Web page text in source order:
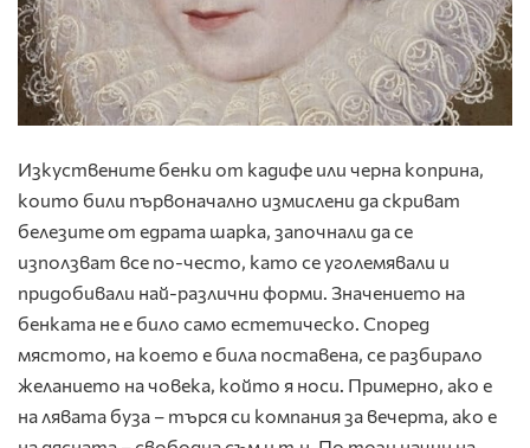
Изкуствените бенки от кадифе или черна коприна,
които били първоначално измислени да скриват
белезите от едрата шарка, започнали да се
използват все по-често, като се уголемявали и
придобивали най-различни форми. Значението на
бенката не е било само естетическо. Според
мястото, на което е била поставена, се разбирало
желанието на човека, който я носи. Примерно, ако е
на лявата буза – търся си компания за вечерта, ако е